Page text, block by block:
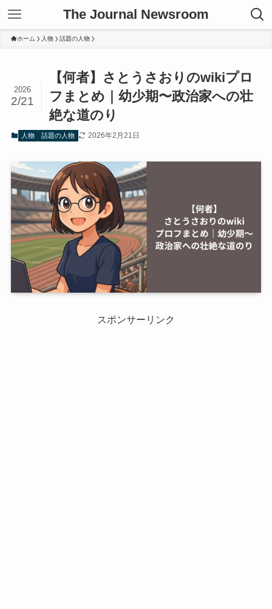
The Journal Newsroom
ホーム 人物 話題の人物
【何者】さとうさおりのwikiプロ
フまとめ｜幼少期〜政治家への壮
絶な道のり
2026
2/21
人物 話題の人物 2026年2月21日
スポンサーリンク